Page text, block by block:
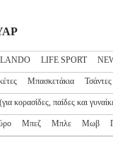
LIFE SPORT
Μπασκετάκια
κορασίδες, παίδες και
Μπεζ Μπλε Μωβ